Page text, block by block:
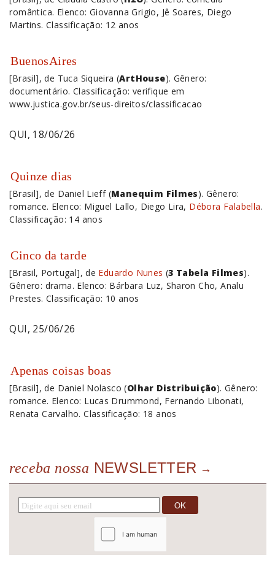
romântica. Elenco: Giovanna Grigio, Jê Soares, Diego
Martins. Classificação: 12 anos
BuenosAires
[Brasil], de Tuca Siqueira (ArtHouse). Gênero:
documentário. Classificação: verifique em
www.justica.gov.br/seus-direitos/classificacao
QUI, 18/06/26
Quinze dias
[Brasil], de Daniel Lieff (Manequim Filmes). Gênero:
romance. Elenco: Miguel Lallo, Diego Lira, Débora Falabella.
Classificação: 14 anos
Cinco da tarde
[Brasil, Portugal], de Eduardo Nunes (3 Tabela Filmes).
Gênero: drama. Elenco: Bárbara Luz, Sharon Cho, Analu
Prestes. Classificação: 10 anos
QUI, 25/06/26
Apenas coisas boas
[Brasil], de Daniel Nolasco (Olhar Distribuição). Gênero:
romance. Elenco: Lucas Drummond, Fernando Libonati,
Renata Carvalho. Classificação: 18 anos
receba nossa NEWSLETTER